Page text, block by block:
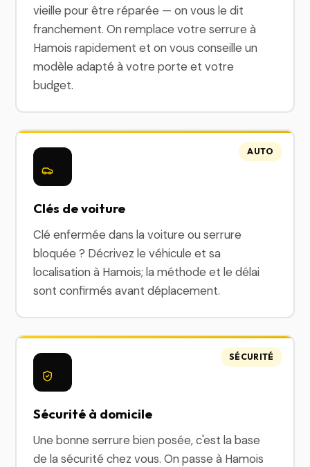
vieille pour être réparée — on vous le dit
franchement. On remplace votre serrure à
Hamois rapidement et on vous conseille un
modèle adapté à votre porte et votre
budget.
Clés de voiture
Clé enfermée dans la voiture ou serrure
bloquée ? Décrivez le véhicule et sa
localisation à Hamois; la méthode et le délai
sont confirmés avant déplacement.
AUTO
Sécurité à domicile
Une bonne serrure bien posée, c'est la base
de la sécurité chez vous. On passe à Hamois
SÉCURITÉ